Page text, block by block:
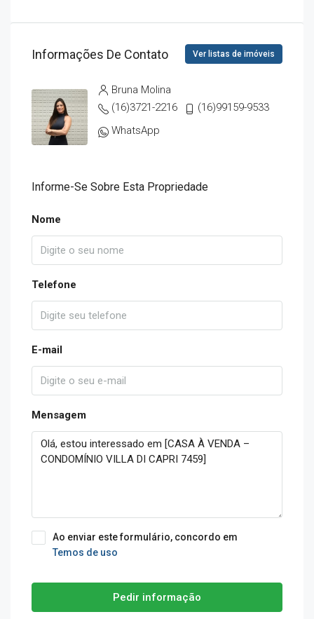
Informações De Contato Ver listas de imóveis
Bruna Molina
(16)3721-2216
(16)99159-9533
WhatsApp
Informe-Se Sobre Esta Propriedade
Nome
Telefone
E-mail
Mensagem
Ao enviar este formulário, concordo em
Temos de uso
Pedir informação